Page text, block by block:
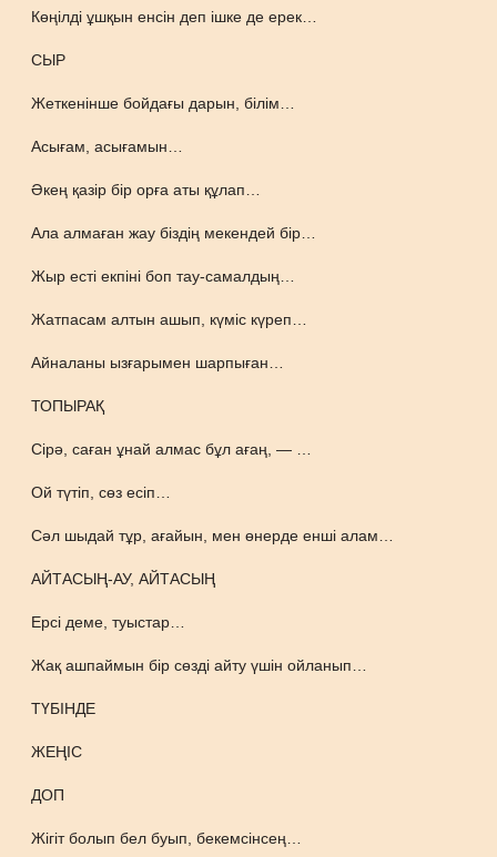
Көңілді ұшқын енсін деп ішке де ерек…
СЫР
Жеткенінше бойдағы дарын, білім…
Асығам, асығамын…
Әкең қазір бір орға аты құлап…
Ала алмаған жау біздің мекендей бір…
Жыр есті екпіні боп тау-самалдың…
Жатпасам алтын ашып, күміс күреп…
Айналаны ызғарымен шарпыған…
ТОПЫРАҚ
Сірә, саған ұнай алмас бұл ағаң, — …
Ой түтіп, сөз есіп…
Сәл шыдай тұр, ағайын, мен өнерде енші алам…
АЙТАСЫҢ-АУ, АЙТАСЫҢ
Ерсі деме, туыстар…
Жақ ашпаймын бір сөзді айту үшін ойланып…
ТҮБІНДЕ
ЖЕҢІС
ДОП
Жігіт болып бел буып, бекемсінсең…